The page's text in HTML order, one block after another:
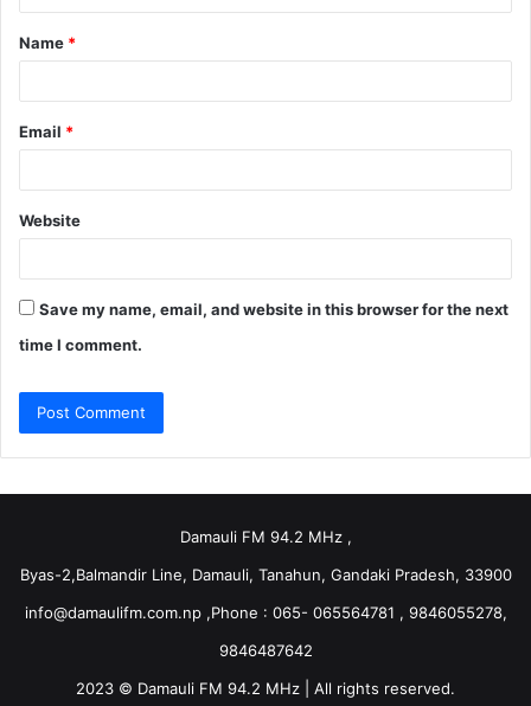
t
*
Name *
Email *
Website
Save my name, email, and website in this browser for the next
time I comment.
Damauli FM 94.2 MHz ,
Byas-2,Balmandir Line, Damauli, Tanahun, Gandaki Pradesh, 33900
info@damaulifm.com.np,Phone : 065- 065564781 , 9846055278,
9846487642
2023 © Damauli FM 94.2 MHz | All rights reserved.